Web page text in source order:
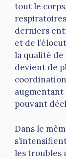
tout le
derniers
et de
la qualité de
devient de
augmentant
pouvant
Dans le
les troubles